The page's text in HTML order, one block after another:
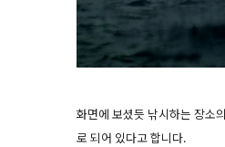
화면에 보셨듯 낚시하는 장소
로 되어 있다고 합니다.